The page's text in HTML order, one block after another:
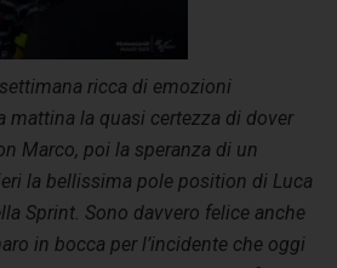
ricca di emozioni
mattina la quasi certezza di dover
Marco, poi la speranza di un
la bellissima pole position di Luca
Sprint. Sono davvero felice anche
in bocca per l’incidente che oggi